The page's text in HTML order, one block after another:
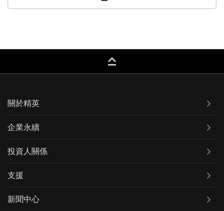
keyboard_capslock
關於精英
企業永續
投資人關係
支援
新聞中心